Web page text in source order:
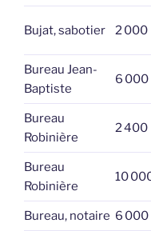
Bujat, sabotier 2 000
Bureau Jean-
Baptiste
6 000
Bureau
Robinière
2 400
Bureau
Robinière
10
Bureau, notaire 6 000